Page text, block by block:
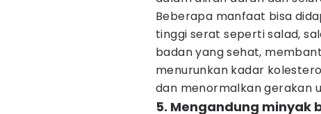
Beberapa manfaat bisa
tinggi serat seperti salad,
badan yang sehat,
menurunkan kadar
dan menormalkan gerakan
5. Mengandung minyak